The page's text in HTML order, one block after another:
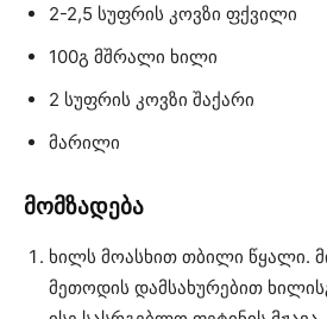
2-2,5 სუფრის კოვზი ფქვილი
100გ მშრალი ხილი
2 სუფრის კოვზი შაქარი
მარილი
მომზადება
ხილს მოასხით თბილი წყალი.
მეთოდის დამსახურებით